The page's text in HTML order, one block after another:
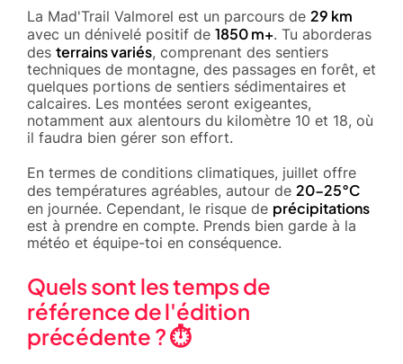
La Mad'Trail Valmorel est un parcours de 29 km
avec un dénivelé positif de 1850 m+. Tu aborderas
des terrains variés, comprenant des sentiers
techniques de montagne, des passages en forêt, et
quelques portions de sentiers sédimentaires et
calcaires. Les montées seront exigeantes,
notamment aux alentours du kilomètre 10 et 18, où
il faudra bien gérer son effort.
En termes de conditions climatiques, juillet offre
des températures agréables, autour de 20-25°C
en journée. Cependant, le risque de précipitations
est à prendre en compte. Prends bien garde à la
météo et équipe-toi en conséquence.
Quels sont les temps de
référence de l'édition
précédente ? ⏱️